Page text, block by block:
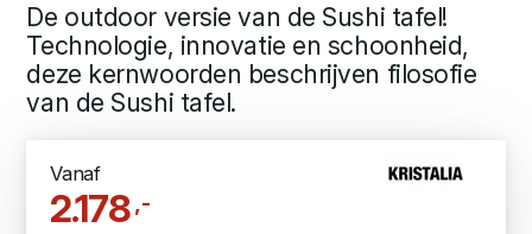
De outdoor versie van de Sushi tafel!
Technologie, innovatie en schoonheid,
deze kernwoorden beschrijven filosofie
van de Sushi tafel.
Vanaf
2.178,-